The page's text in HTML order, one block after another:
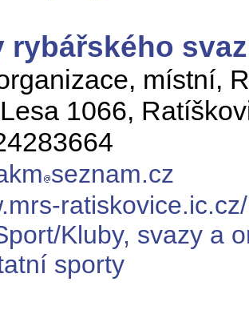
rybářského
místní,
1066,
seznam.cz
ratiskovice.ic.cz/
Kluby, svazy a
sporty